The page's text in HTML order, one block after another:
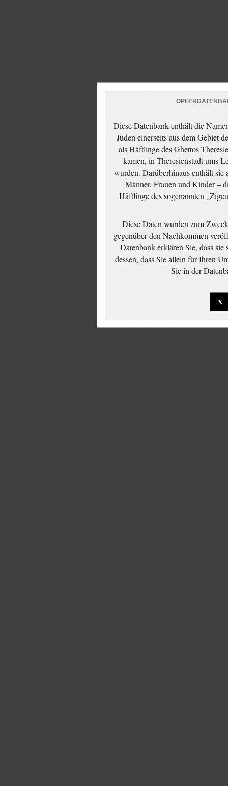
Diese Datenbank enthält die
Juden einerseits aus dem Gebiet
als Häftlinge des Ghettos
kamen, in Theresienstadt ums
wurden. Darüberhinaus enthält
Männer, Frauen und Kinder –
Häftlinge des sogenannten
Diese Daten wurden zum
gegenüber den Nachkommen
Datenbank erklären Sie, dass sie
dessen, dass Sie allein für Ihren
Sie in der
X